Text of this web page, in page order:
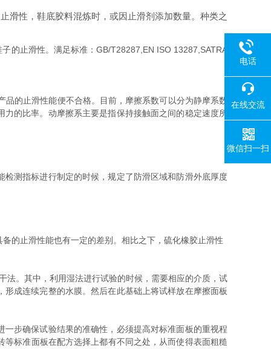
滑性，鞋底胶料混炼时，或因止滑剂添加数量。种类之
的止滑性。满足标准：GB/T28287,EN ISO 13287,SATRA
的止滑性能便不合格。目前，摩擦系数可以分为静摩系数
的比率。动摩擦系主要是指保持接触面之间的稳定速度所
测指标进行制定的时候，规定了防滑区域和防滑外底厚度
的止滑性能也有一定的差别。相比之下，硫化橡胶止滑性
法。其中，利用湿法进行试验的时候，需要相应的介质，试
成连续完整的水膜。然后在此基础上将试样放在摩擦面板
步确保试验结果的准确性，必须提高对标准面板的重视程
标准面板在配方选择上都有不同之处，从而使得表面粗糙
电话
在线交流
微信扫一扫